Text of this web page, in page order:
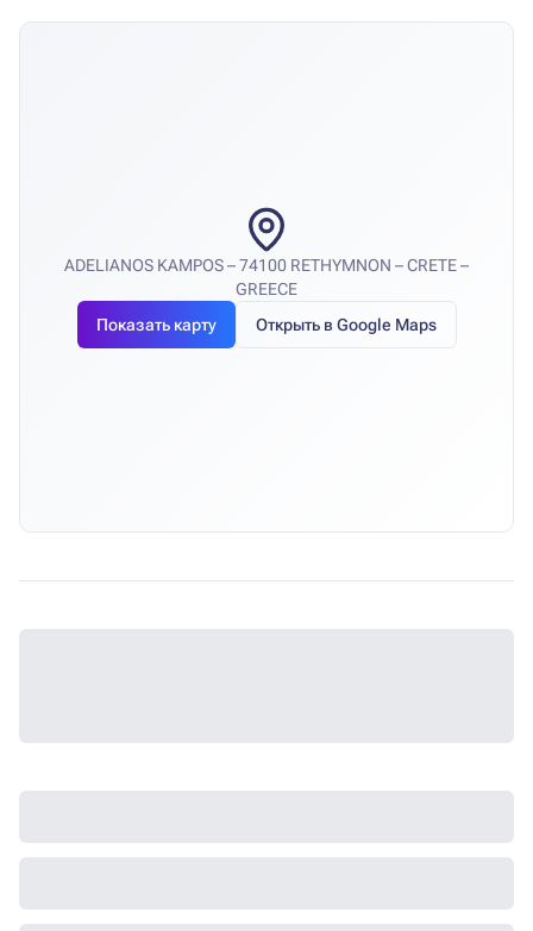
ADELIANOS KAMPOS – 74100 RETHYMNON – CRETE –
GREECE
Показать карту
Открыть в Google Maps